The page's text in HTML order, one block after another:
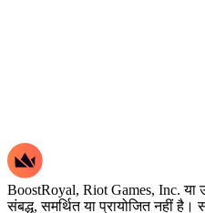
BoostRoyal, Riot Games, Inc.
संबद्ध, समर्थित या प्रायोजित नहीं है।